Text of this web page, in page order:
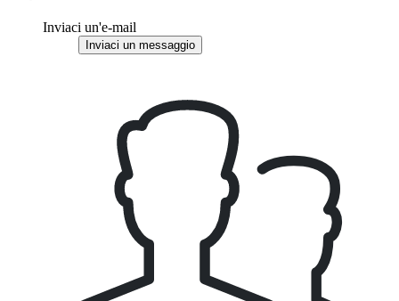
Inviaci un'e-mail
Inviaci un messaggio